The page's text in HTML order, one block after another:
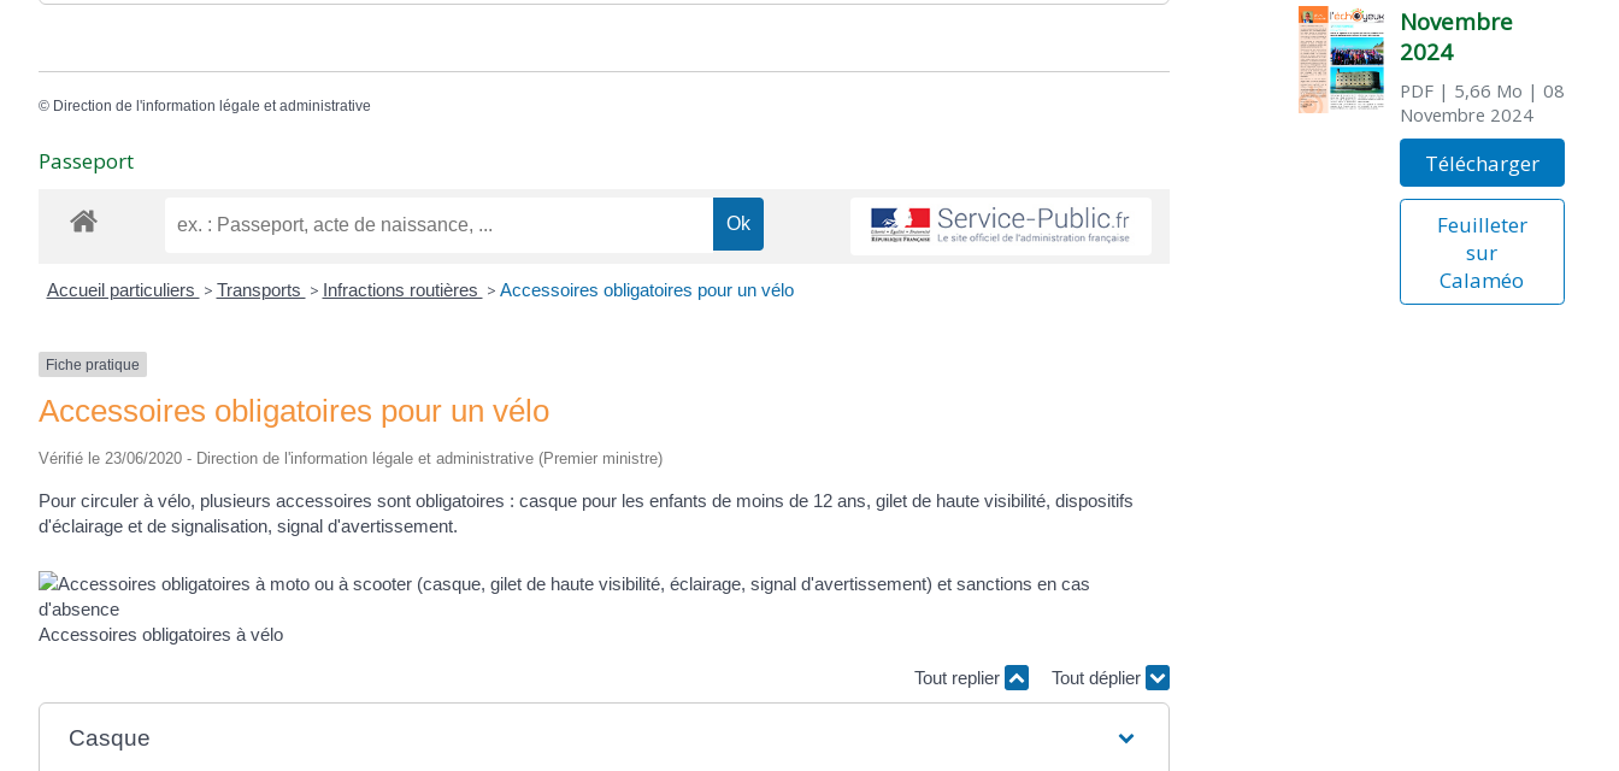
© Direction de l'information légale et administrative
Passeport
Accueil particuliers > Transports > Infractions routières > Accessoires obligatoires pour un vélo
Fiche pratique
Accessoires obligatoires pour un vélo
Vérifié le 23/06/2020 - Direction de l'information légale et administrative (Premier ministre)
Pour circuler à vélo, plusieurs accessoires sont obligatoires : casque pour les enfants de moins de 12 ans, gilet de haute visibilité, dispositifs
d'éclairage et de signalisation, signal d'avertissement.
Accessoires obligatoires à vélo
Tout replier Tout déplier
Casque
Novembre
2024
PDF| 5,66 Mo | 08
Novembre 2024
Télécharger
Feuilleter
sur
Calaméo